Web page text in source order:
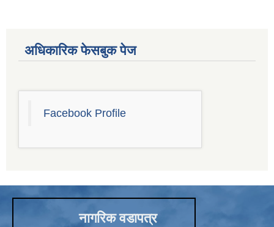
अधिकारिक फेसबुक पेज
Facebook Profile
नागरिक वडापत्र